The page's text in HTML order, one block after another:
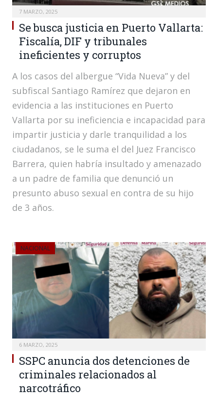
7 MARZO, 2025
Se busca justicia en Puerto Vallarta:
Fiscalía, DIF y tribunales
ineficientes y corruptos
A los casos del albergue “Vida Nueva” y del
subfiscal Santiago Ramírez que dejaron en
evidencia a las instituciones en Puerto
Vallarta por su ineficiencia e incapacidad para
impartir justicia y darle tranquilidad a los
ciudadanos, se le suma el del Juez Francisco
Barrera, quien habría insultado y amenazado
a un padre de familia que denunció un
presunto abuso sexual en contra de su hijo
de 3 años.
NACIONAL
6 MARZO, 2025
SSPC anuncia dos detenciones de
criminales relacionados al
narcotráfico